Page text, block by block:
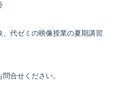
代ゼミの映像授業の夏期講習
合せください。